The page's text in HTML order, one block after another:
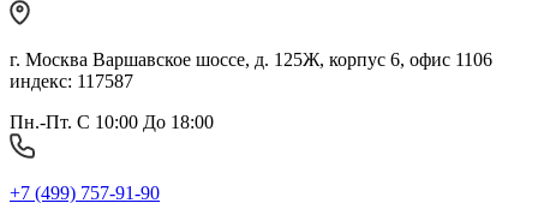
г. Москва Варшавское шоссе, д. 125Ж, корпус 6, офис 1106
индекс: 117587
Пн.-Пт. С 10:00 До 18:00
+7 (499) 757-91-90